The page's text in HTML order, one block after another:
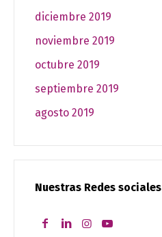
diciembre 2019
noviembre 2019
octubre 2019
septiembre 2019
agosto 2019
Nuestras Redes sociales